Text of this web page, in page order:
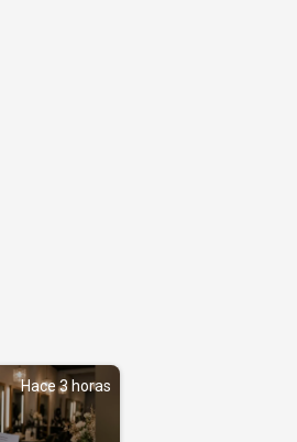
Hace 3 horas